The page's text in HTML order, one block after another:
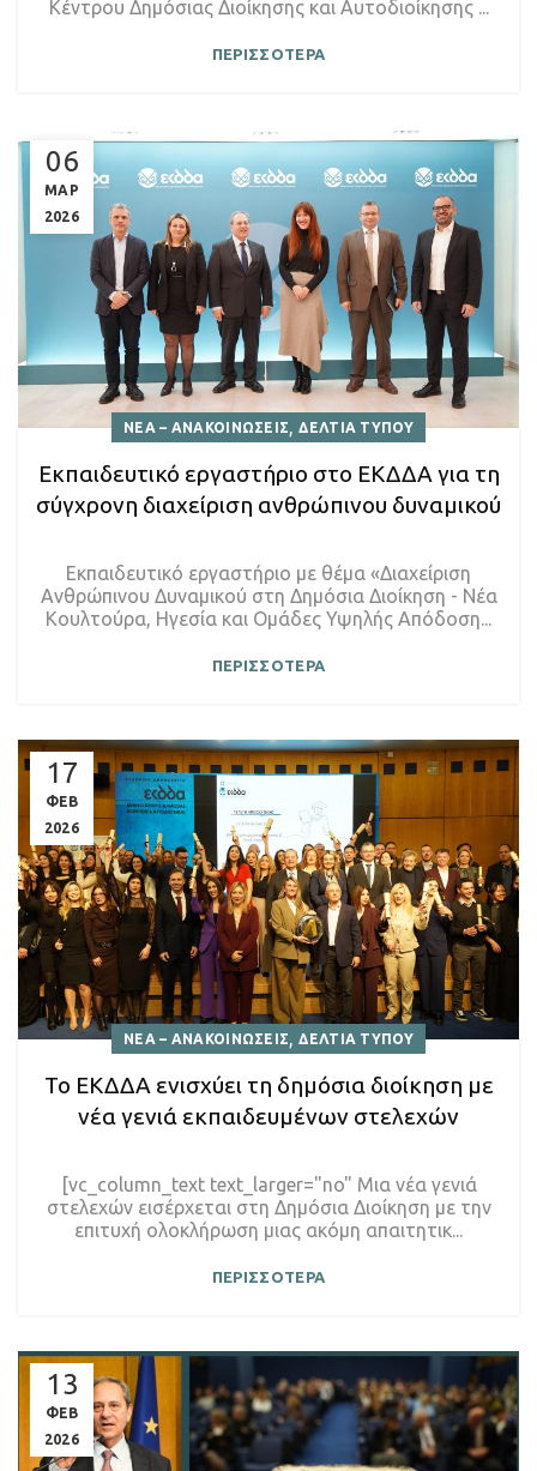
Κέντρου Δημόσιας Διοίκησης και Αυτοδιοίκησης ...
ΠΕΡΙΣΣΟΤΕΡΑ
06
ΜΑΡ
2026
ΝΕΑ – ΑΝΑΚΟΙΝΩΣΕΙΣ,ΔΕΛΤΙΑ ΤΥΠΟΥ
Εκπαιδευτικό εργαστήριο στο ΕΚΔΔΑ για τη
σύγχρονη διαχείριση ανθρώπινου δυναμικού
Εκπαιδευτικό εργαστήριο με θέμα «Διαχείριση
Ανθρώπινου Δυναμικού στη Δημόσια Διοίκηση - Νέα
Κουλτούρα, Ηγεσία και Ομάδες Υψηλής Απόδοση...
ΠΕΡΙΣΣΟΤΕΡΑ
17
ΦΕΒ
2026
ΝΕΑ – ΑΝΑΚΟΙΝΩΣΕΙΣ,ΔΕΛΤΙΑ ΤΥΠΟΥ
Το ΕΚΔΔΑ ενισχύει τη δημόσια διοίκηση με
νέα γενιά εκπαιδευμένων στελεχών
[vc_column_text text_larger="no" Μια νέα γενιά
στελεχών εισέρχεται στη Δημόσια Διοίκηση με την
επιτυχή ολοκλήρωση μιας ακόμη απαιτητικ...
ΠΕΡΙΣΣΟΤΕΡΑ
13
ΦΕΒ
2026